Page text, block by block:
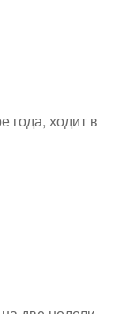
года, ходит в